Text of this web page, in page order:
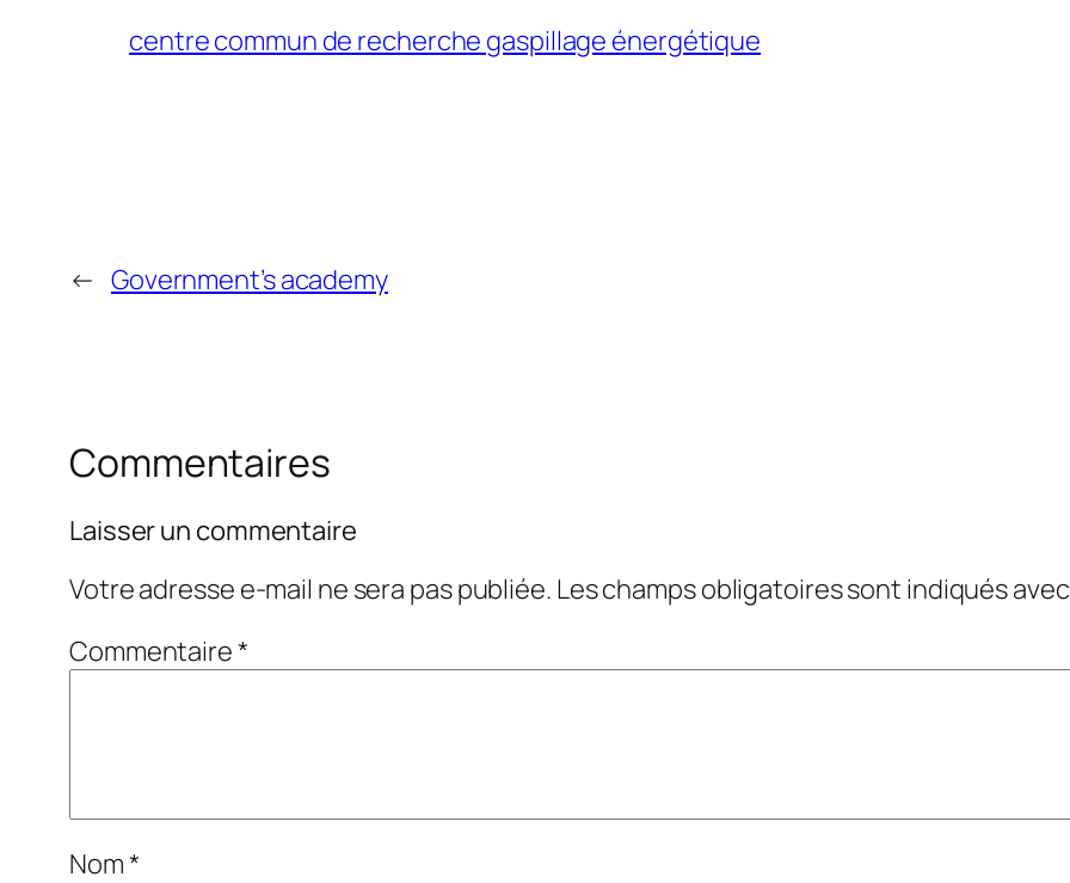
centre commun de recherche gaspillage énergétique
← Government’s academy
Commentaires
Laisser un commentaire
Votre adresse e-mail ne sera pas publiée. Les champs obligatoires sont indiqués avec
Commentaire*
Nom*